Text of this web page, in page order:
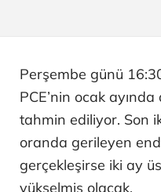
Perşembe günü
PCE’nin ocak
tahmin ediliyor. Son
oranda gerileyen
gerçekleşirse iki ay
yükselmiş olacak.